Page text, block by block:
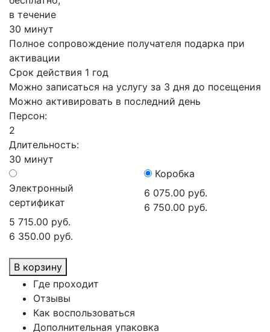
в течение
30 минут
Полное сопровождение получателя подарка при
активации
Срок действия 1 год
Можно записаться на услугу за 3 дня до посещения
Можно активировать в последний день
Персон:
2
Длительность:
30 минут
Электронный
сертификат
5 715.00 руб.
6 350.00 руб.
Коробка
6 075.00 руб.
6 750.00 руб.
В корзину
Где проходит
Отзывы
Как воспользоваться
Дополнительная упаковка